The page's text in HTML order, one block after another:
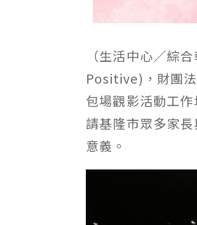
（生活中心／綜
Positive)，財團
包場觀影活動工
請基隆市眾多家
意義。